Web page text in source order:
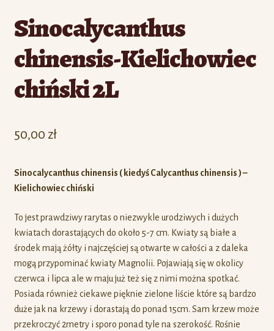
Sinocalycanthus
chinensis-Kielichowiec
chiński 2L
50,00 zł
Sinocalycanthus chinensis ( kiedyś Calycanthus chinensis ) –
Kielichowiec chiński
To jest prawdziwy rarytas o niezwykle urodziwych i dużych
kwiatach dorastających do około 5-7 cm. Kwiaty są białe a
środek mają żółty i najczęściej są otwarte w całości a z daleka
mogą przypominać kwiaty Magnolii. Pojawiają się w okolicy
czerwca i lipca ale w maju już też się z nimi można spotkać.
Posiada również ciekawe pięknie zielone liście które są bardzo
duże jak na krzewy i dorastają do ponad 15cm. Sam krzew może
przekroczyć 2metry i sporo ponad tyle na szerokość. Rośnie